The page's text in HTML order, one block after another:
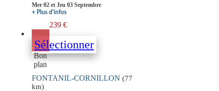
Mer 02 et Jeu 03 Septembre
+ Plus d'infos
239 €
Sélectionner
Bon
plan
FONTANIL-CORNILLON (77
km)